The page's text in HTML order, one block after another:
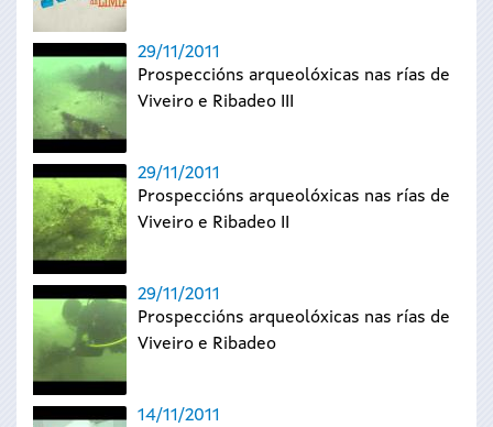
29/11/2011
Prospeccións arqueolóxicas nas rías de
Viveiro e Ribadeo III
29/11/2011
Prospeccións arqueolóxicas nas rías de
Viveiro e Ribadeo II
29/11/2011
Prospeccións arqueolóxicas nas rías de
Viveiro e Ribadeo
14/11/2011